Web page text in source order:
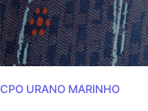
CPO URANO MARINHO